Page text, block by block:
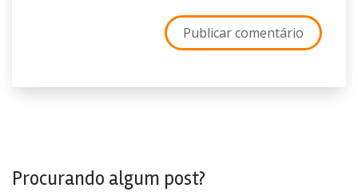
Procurando algum post?